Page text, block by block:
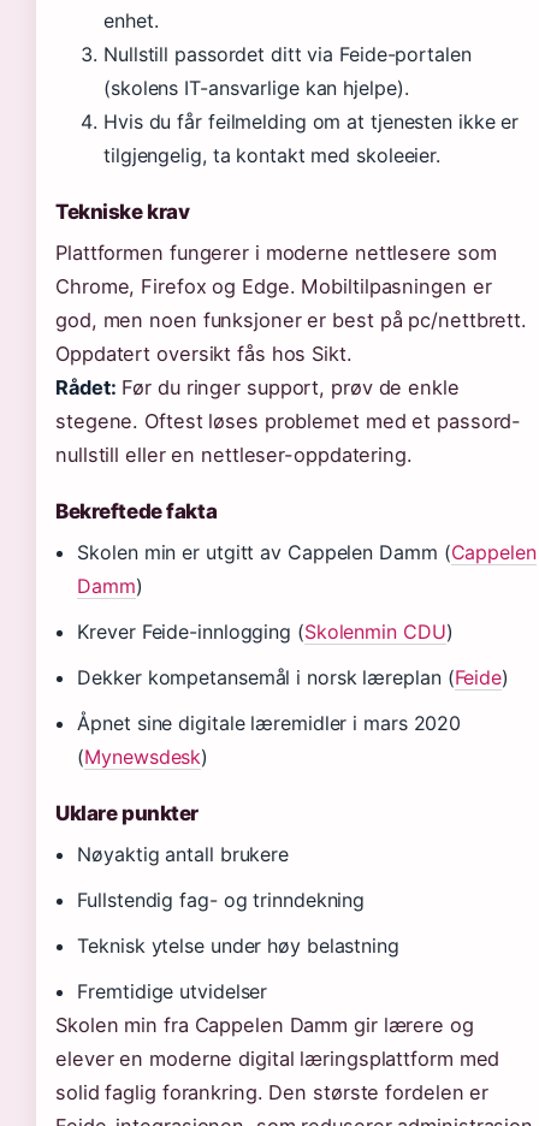
enhet.
Nullstill passordet ditt via Feide-portalen
(skolens IT-ansvarlige kan hjelpe).
Hvis du får feilmelding om at tjenesten ikke er
tilgjengelig, ta kontakt med skoleeier.
Tekniske krav
Plattformen fungerer i moderne nettlesere som
Chrome, Firefox og Edge. Mobiltilpasningen er
god, men noen funksjoner er best på pc/nettbrett.
Oppdatert oversikt fås hos Sikt.
Rådet: Før du ringer support, prøv de enkle
stegene. Oftest løses problemet med et passord-
nullstill eller en nettleser-oppdatering.
Bekreftede fakta
Skolen min er utgitt av Cappelen Damm (Cappelen
Damm)
Krever Feide-innlogging (Skolenmin CDU)
Dekker kompetansemål i norsk læreplan (Feide)
Åpnet sine digitale læremidler i mars 2020
(Mynewsdesk)
Uklare punkter
Nøyaktig antall brukere
Fullstendig fag- og trinndekning
Teknisk ytelse under høy belastning
Fremtidige utvidelser
Skolen min fra Cappelen Damm gir lærere og
elever en moderne digital læringsplattform med
solid faglig forankring. Den største fordelen er